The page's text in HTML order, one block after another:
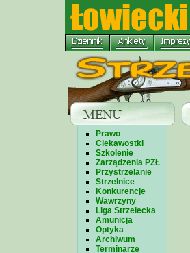
Prawo
Ciekawostki
Szkolenie
Zarządzenia PZŁ
Przystrzelanie
Strzelnice
Konkurencje
Wawrzyny
Liga Strzelecka
Amunicja
Optyka
Archiwum
Terminarze